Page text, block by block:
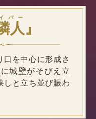
人
バー
』
口を中心に形成さ
城壁がそびえ立
しと立ち並び賑わ